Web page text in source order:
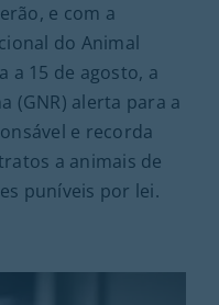
e com a
do Animal
a 15 de agosto, a
(GNR) alerta para a
e recorda
a animais de
puníveis por lei.